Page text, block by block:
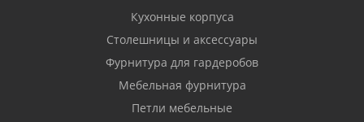
Кухонные корпуса
Столешницы и аксессуары
Фурнитура для гардеробов
Мебельная фурнитура
Петли мебельные